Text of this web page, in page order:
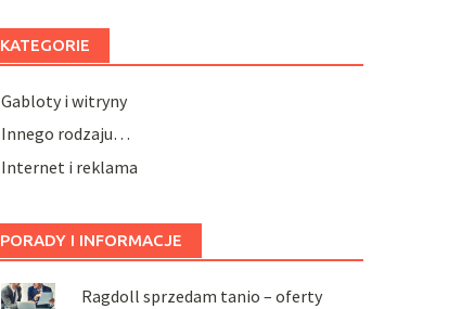
KATEGORIE
Gabloty i witryny
Innego rodzaju…
Internet i reklama
PORADY I INFORMACJE
Ragdoll sprzedam tanio – oferty